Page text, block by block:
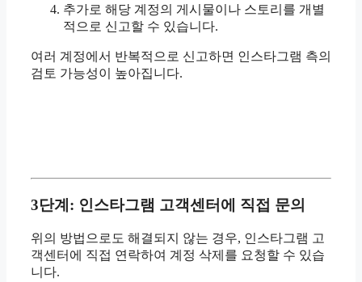
추가로 해당 계정의 게시물이나 스토리를 개별
적으로 신고할 수 있습니다.
여러 계정에서 반복적으로 신고하면 인스타그램 측의
검토 가능성이 높아집니다.
3단계: 인스타그램 고객센터에 직접 문의
위의 방법으로도 해결되지 않는 경우, 인스타그램 고
객센터에 직접 연락하여 계정 삭제를 요청할 수 있습
니다.